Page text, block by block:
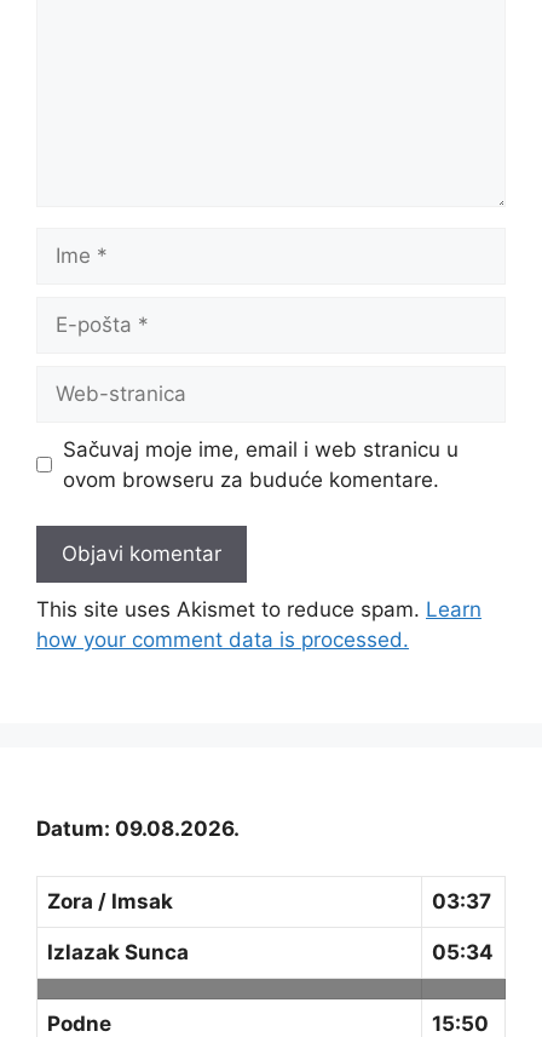
pošta
stranica
Sačuvaj moje ime, email i web stranicu u
ovom browseru za buduće komentare.
This site uses Akismet to reduce spam. Learn
how your comment data is processed.
Datum: 09.08.2026.
Zora / Imsak 03:37
Izlazak Sunca 05:34
Podne 15:50